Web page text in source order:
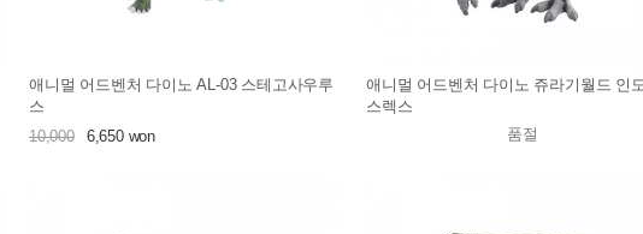
애니멀 어드벤처 다이노 AL-03 스테고사우루
스
10,000
6,650 won
애니멀 어드벤처 다이노 쥬라기월드 인
스렉스
품절